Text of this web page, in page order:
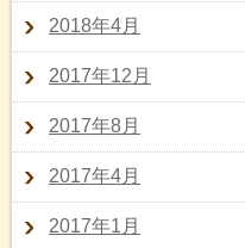
2018年4月
2017年12月
2017年8月
2017年4月
2017年1月